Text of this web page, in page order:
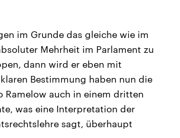
im Grunde das gleiche wie im
Mehrheit im Parlament zu
dann wird er eben mit
Bestimmung haben nun die
Ramelow auch in einem dritten
was eine Interpretation der
sagt, überhaupt